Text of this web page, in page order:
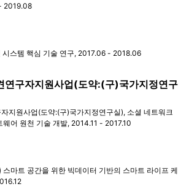
2019.08
시스템 핵심 기술 연구, 2017.06 - 2018.06
연구자지원사업(도약:(구)국가지정연구
지원사업(도약:(구)국가지정연구실), 소셜 네트워크
웨어 원천 기술 개발, 2014.11 - 2017.10
스마트 공간을 위한 빅데이터 기반의 스마트 라이프 케